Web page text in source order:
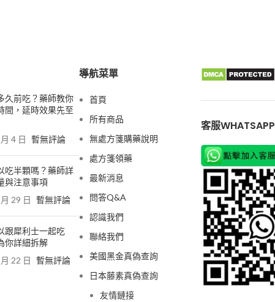
久前吃？藥師教你
間，延時效果先至
4 日 暫無評論
吃半顆嗎？藥師詳
與注意事項
29 日 暫無評論
跟犀利士一起吃
你詳細拆解
22 日 暫無評論
導航菜單
首頁
所有商品
無處方箋購藥說明
處方箋領藥
最新消息
問答Q&A
認識我們
聯絡我們
美國黑金真偽查詢
日本藤素真偽查詢
友情鏈接
客服WHATSAPP